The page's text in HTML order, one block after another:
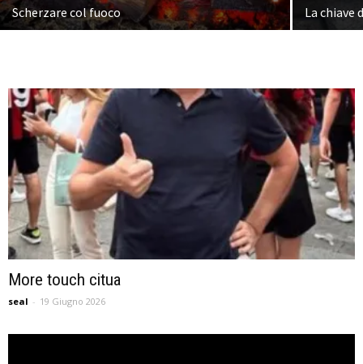
Scherzare col fuoco La chiave
More touch citua
seal - 19 Giugno 2026